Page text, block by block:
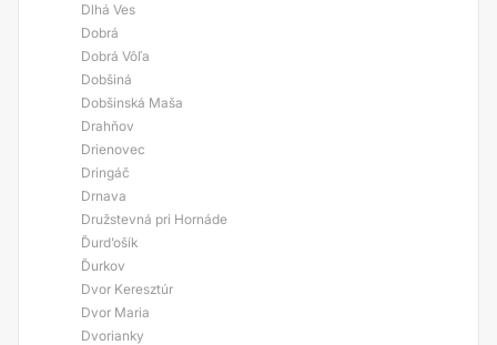
Dlhá Ves
Dobrá
Dobrá Vôľa
Dobšiná
Dobšinská Maša
Drahňov
Drienovec
Dringáč
Drnava
Družstevná pri Hornáde
Ďurd’ošík
Ďurkov
Dvor Keresztúr
Dvor Maria
Dvorianky